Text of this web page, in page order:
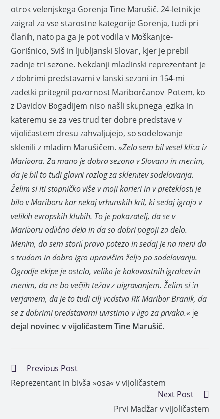
otrok velenjskega Gorenja Tine Marušič. 24-letnik je
zaigral za vse starostne kategorije Gorenja, tudi pri
članih, nato pa ga je pot vodila v Moškanjce-
Gorišnico, Sviš in ljubljanski Slovan, kjer je prebil
zadnje tri sezone. Nekdanji mladinski reprezentant je
z dobrimi predstavami v lanski sezoni in 164-mi
zadetki pritegnil pozornost Mariborčanov. Potem, ko
z Davidov Bogadijem niso našli skupnega jezika in
kateremu se za ves trud ter dobre predstave v
vijoličastem dresu zahvaljujejo, so sodelovanje
sklenili z mladim Marušičem. »Zelo sem bil vesel klica iz
Maribora. Za mano je dobra sezona v Slovanu in menim,
da je bil to tudi glavni razlog za sklenitev sodelovanja.
Želim si iti stopničko više v moji karieri in v preteklosti je
bilo v Mariboru kar nekaj vrhunskih kril, ki sedaj igrajo v
velikih evropskih klubih. To je pokazatelj, da se v
Mariboru odlično dela in da so dobri pogoji za delo.
Menim, da sem storil pravo potezo in sedaj je na meni da
s trudom in dobro igro upravičim željo po sodelovanju.
Ogrodje ekipe je ostalo, veliko je kakovostnih igralcev in
menim, da ne bo večjih težav z uigravanjem. Želim si in
verjamem, da je to tudi cilj vodstva RK Maribor Branik, da
se z dobrimi predstavami uvrstimo v ligo za prvaka.« je
dejal novinec v vijoličastem Tine Marušič.
Previous Post
Reprezentant in bivša »osa« v vijoličastem
Next Post
Prvi Madžar v vijoličastem